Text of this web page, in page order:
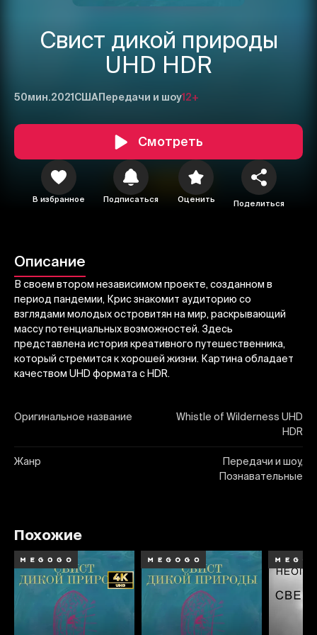
Свист дикой природы
UHD HDR
50мин.2021США Передачи и шоу12+
Смотреть
В избранное Подписаться Оценить Поделиться
Описание
В своем втором независимом проекте, созданном в
период пандемии, Крис знакомит аудиторию со
взглядами молодых островитян на мир, раскрывающий
массу потенциальных возможностей. Здесь
представлена история креативного путешественника,
который стремится к хорошей жизни. Картина обладает
качеством UHD формата с HDR.
Оригинальное название
Whistle of Wilderness UHD
HDR
Жанр
Передачи и шоу,
Познавательные
1 2 3
Похожие